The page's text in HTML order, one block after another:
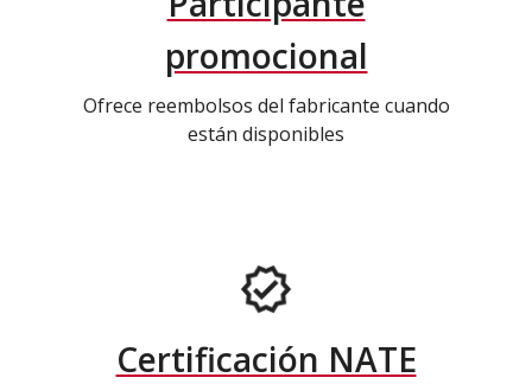
promocional
Ofrece reembolsos del fabricante cuando
están disponibles
Certificación NATE